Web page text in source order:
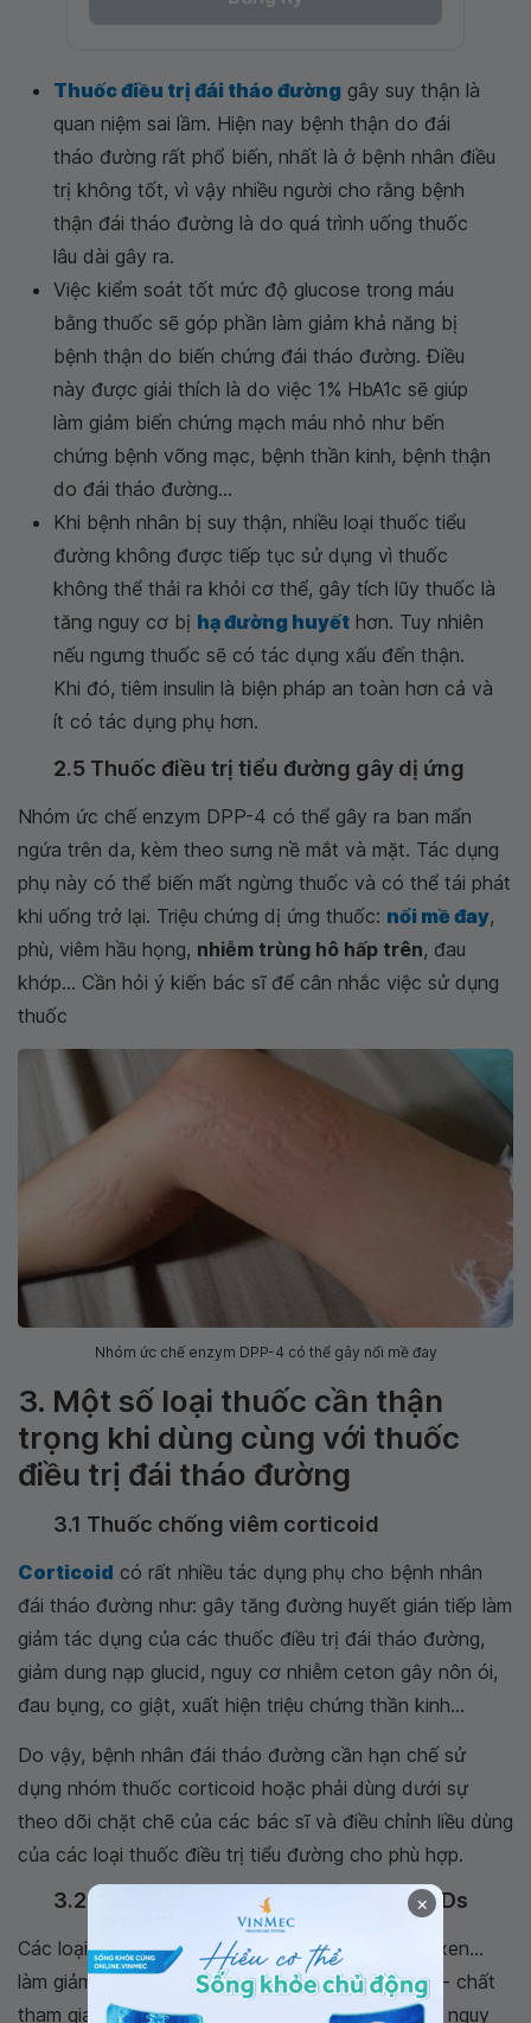
Thuốc điều trị đái tháo đường gây suy thận là
quan niệm sai lầm. Hiện nay bệnh thận do đái
tháo đường rất phổ biến, nhất là ở bệnh nhân điều
trị không tốt, vì vậy nhiều người cho rằng bệnh
thận đái tháo đường là do quá trình uống thuốc
lâu dài gây ra.
Việc kiểm soát tốt mức độ glucose trong máu
bằng thuốc sẽ góp phần làm giảm khả năng bị
bệnh thận do biến chứng đái tháo đường. Điều
này được giải thích là do việc 1% HbA1c sẽ giúp
làm giảm biến chứng mạch máu nhỏ như bến
chứng bệnh võng mạc, bệnh thần kinh, bệnh thận
do đái tháo đường...
Khi bệnh nhân bị suy thận, nhiều loại thuốc tiểu
đường không được tiếp tục sử dụng vì thuốc
không thể thải ra khỏi cơ thể, gây tích lũy thuốc là
tăng nguy cơ bị hạ đường huyết hơn. Tuy nhiên
nếu ngưng thuốc sẽ có tác dụng xấu đến thận.
Khi đó, tiêm insulin là biện pháp an toàn hơn cả và
ít có tác dụng phụ hơn.
2.5 Thuốc điều trị tiểu đường gây dị ứng
Nhóm ức chế enzym DPP-4 có thể gây ra ban mẩn
ngứa trên da, kèm theo sưng nề mắt và mặt. Tác dụng
phụ này có thể biến mất ngừng thuốc và có thể tái phát
khi uống trở lại. Triệu chứng dị ứng thuốc: nổi mề đay,
phù, viêm hầu họng, nhiễm trùng hô hấp trên, đau
khớp... Cần hỏi ý kiến bác sĩ để cân nhắc việc sử dụng
thuốc
Nhóm ức chế enzym DPP-4 có thể gây nổi mề đay
3. Một số loại thuốc cần thận
trọng khi dùng cùng với thuốc
điều trị đái tháo đường
3.1 Thuốc chống viêm corticoid
Corticoid có rất nhiều tác dụng phụ cho bệnh nhân
đái tháo đường như: gây tăng đường huyết gián tiếp làm
giảm tác dụng của các thuốc điều trị đái tháo đường,
giảm dung nạp glucid, nguy cơ nhiễm ceton gây nôn ói,
đau bụng, co giật, xuất hiện triệu chứng thần kinh...
Do vậy, bệnh nhân đái tháo đường cần hạn chế sử
dụng nhóm thuốc corticoid hoặc phải dùng dưới sự
theo dõi chặt chẽ của các bác sĩ và điều chỉnh liều dùng
của các loại thuốc điều trị tiểu đường cho phù hợp.
3.2 Thuốc kháng viêm, giảm đau NSAIDs
Các loại thuốc như: ibuprofen, diclofenac, naproxen...
làm giảm đau do ức chế tổng hợp prostaglandin - chất
tham gia cơ chế điều hòa đường huyết, làm tăng nguy
×